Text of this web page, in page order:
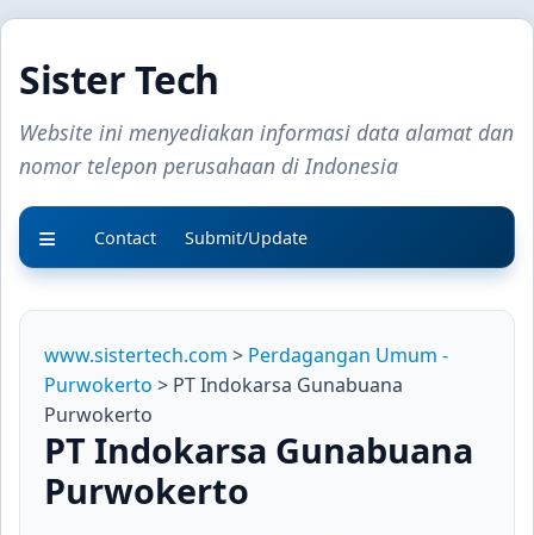
Sister Tech
Website ini menyediakan informasi data alamat dan
nomor telepon perusahaan di Indonesia
Contact Submit/Update
www.sistertech.com > Perdagangan Umum -
Purwokerto > PT Indokarsa Gunabuana
Purwokerto
PT Indokarsa Gunabuana
Purwokerto